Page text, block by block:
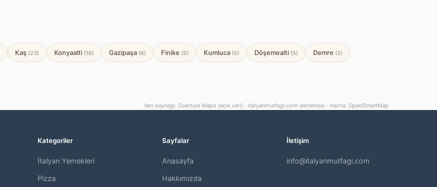
Kaş (23) Konyaalti (16) Gazipaşa (6) Finike (5) Kumluca (5) Döşemealti (5) Demre (2)
Veri kaynağı: Overture Maps (açık veri) · italyanmutfagi.com derlemesi · Harita: OpenStreetMap
Kategoriler
İtalyan Yemekleri
Pizza
Sayfalar
Anasayfa
Hakkımızda
İletişim
info@italyanmutfagi.com